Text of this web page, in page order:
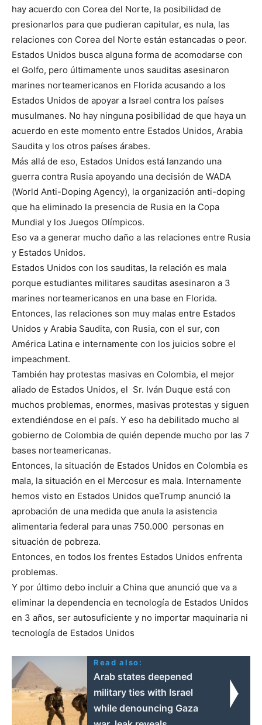
hay acuerdo con Corea del Norte, la posibilidad de
presionarlos para que pudieran capitular, es nula, las
relaciones con Corea del Norte están estancadas o peor.
Estados Unidos busca alguna forma de acomodarse con
el Golfo, pero últimamente unos sauditas asesinaron
marines norteamericanos en Florida acusando a los
Estados Unidos de apoyar a Israel contra los países
musulmanes. No hay ninguna posibilidad de que haya un
acuerdo en este momento entre Estados Unidos, Arabia
Saudita y los otros países árabes.
Más allá de eso, Estados Unidos está lanzando una
guerra contra Rusia apoyando una decisión de WADA
(World Anti-Doping Agency), la organización anti-doping
que ha eliminado la presencia de Rusia en la Copa
Mundial y los Juegos Olímpicos.
Eso va a generar mucho daño a las relaciones entre Rusia
y Estados Unidos.
Estados Unidos con los sauditas, la relación es mala
porque estudiantes militares sauditas asesinaron a 3
marines norteamericanos en una base en Florida.
Entonces, las relaciones son muy malas entre Estados
Unidos y Arabia Saudita, con Rusia, con el sur, con
América Latina e internamente con los juicios sobre el
impeachment.
También hay protestas masivas en Colombia, el mejor
aliado de Estados Unidos, el Sr. Iván Duque está con
muchos problemas, enormes, masivas protestas y siguen
extendiéndose en el país. Y eso ha debilitado mucho al
gobierno de Colombia de quién depende mucho por las 7
bases norteamericanas.
Entonces, la situación de Estados Unidos en Colombia es
mala, la situación en el Mercosur es mala. Internamente
hemos visto en Estados Unidos queTrump anunció la
aprobación de una medida que anula la asistencia
alimentaria federal para unas 750.000 personas en
situación de pobreza.
Entonces, en todos los frentes Estados Unidos enfrenta
problemas.
Y por último debo incluir a China que anunció que va a
eliminar la dependencia en tecnología de Estados Unidos
en 3 años, ser autosuficiente y no importar maquinaria ni
tecnología de Estados Unidos
Read also:
Arab states deepened
military ties with Israel
while denouncing Gaza